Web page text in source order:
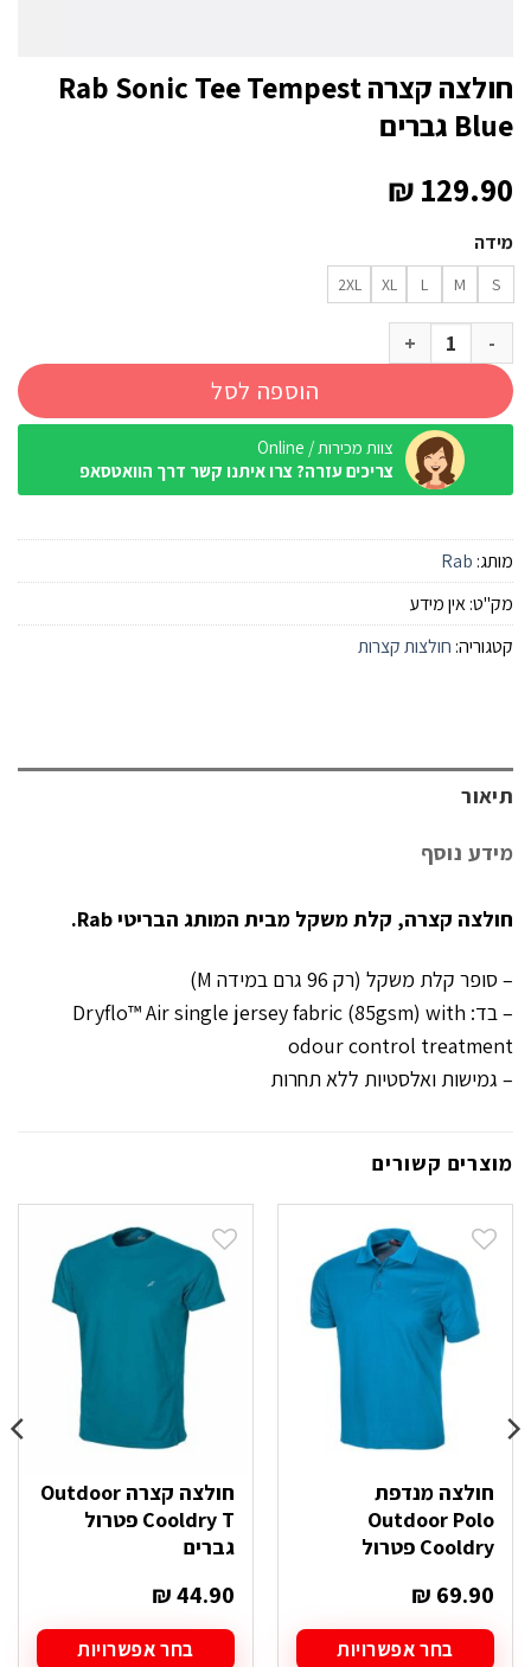
חולצה קצרה Rab Sonic Tee Tempest
Blue גברים
₪129.90
מידה
S
M
L
XL
2XL
כמות של חולצה קצרה Rab Sonic Tee Tempest Blue גברים
הוספה לסל
צוות מכירות / Online
צריכים עזרה? צרו איתנו קשר דרך הוואטסאפ
מותג: Rab
מק"ט:אין מידע
קטגוריה: חולצות קצרות
תיאור
מידע נוסף
חולצה קצרה, קלת משקל מבית המותג הבריטי Rab.
– סופר קלת משקל (רק 96 גרם במידה M)
– בד: Dryflo™ Air single jersey fabric (85gsm) with
odour control treatment
– גמישות ואלסטיות ללא תחרות
מוצרים קשורים
חולצה מנדפת
Outdoor Polo
Cooldry פטרול
₪ 69.90
בחר אפשרויות
חולצה קצרה Outdoor
Cooldry T פטרול
גברים
₪44.90
בחר אפשרויות